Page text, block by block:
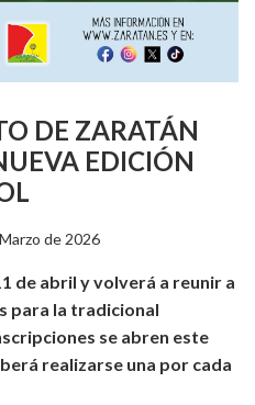
DE ZARATÁN
EDICIÓN
de 2026
de abril y volverá a reunir a
para la tradicional
se abren este
realizarse una por cada